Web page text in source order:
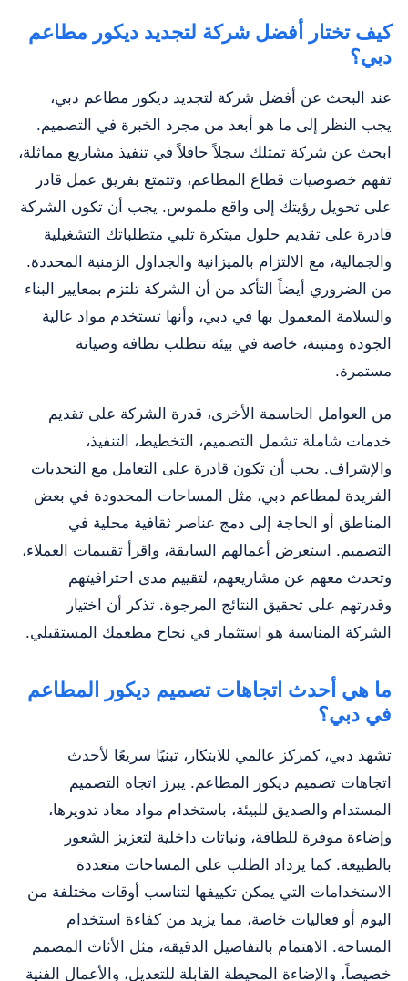
كيف تختار أفضل شركة لتجديد ديكور مطاعم
دبي؟
عند البحث عن أفضل شركة لتجديد ديكور مطاعم دبي،
يجب النظر إلى ما هو أبعد من مجرد الخبرة في التصميم.
ابحث عن شركة تمتلك سجلاً حافلاً في تنفيذ مشاريع مماثلة،
تفهم خصوصيات قطاع المطاعم، وتتمتع بفريق عمل قادر
على تحويل رؤيتك إلى واقع ملموس. يجب أن تكون الشركة
قادرة على تقديم حلول مبتكرة تلبي متطلباتك التشغيلية
والجمالية، مع الالتزام بالميزانية والجداول الزمنية المحددة.
من الضروري أيضاً التأكد من أن الشركة تلتزم بمعايير البناء
والسلامة المعمول بها في دبي، وأنها تستخدم مواد عالية
الجودة ومتينة، خاصة في بيئة تتطلب نظافة وصيانة
مستمرة.
من العوامل الحاسمة الأخرى، قدرة الشركة على تقديم
خدمات شاملة تشمل التصميم، التخطيط، التنفيذ،
والإشراف. يجب أن تكون قادرة على التعامل مع التحديات
الفريدة لمطاعم دبي، مثل المساحات المحدودة في بعض
المناطق أو الحاجة إلى دمج عناصر ثقافية محلية في
التصميم. استعرض أعمالهم السابقة، واقرأ تقييمات العملاء،
وتحدث معهم عن مشاريعهم، لتقييم مدى احترافيتهم
وقدرتهم على تحقيق النتائج المرجوة. تذكر أن اختيار
الشركة المناسبة هو استثمار في نجاح مطعمك المستقبلي.
ما هي أحدث اتجاهات تصميم ديكور المطاعم
في دبي؟
تشهد دبي، كمركز عالمي للابتكار، تبنيًا سريعًا لأحدث
اتجاهات تصميم ديكور المطاعم. يبرز اتجاه التصميم
المستدام والصديق للبيئة، باستخدام مواد معاد تدويرها،
وإضاءة موفرة للطاقة، ونباتات داخلية لتعزيز الشعور
بالطبيعة. كما يزداد الطلب على المساحات متعددة
الاستخدامات التي يمكن تكييفها لتناسب أوقات مختلفة من
اليوم أو فعاليات خاصة، مما يزيد من كفاءة استخدام
المساحة. الاهتمام بالتفاصيل الدقيقة، مثل الأثاث المصمم
خصيصاً، والإضاءة المحيطة القابلة للتعديل، والأعمال الفنية